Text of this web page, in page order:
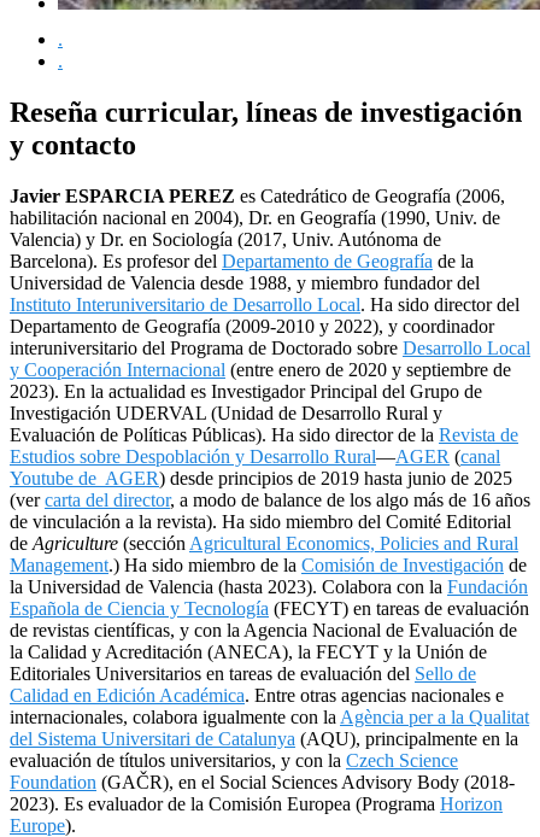
.
.
Reseña curricular, líneas de investigación
y contacto
Javier ESPARCIA PEREZ es Catedrático de Geografía (2006,
habilitación nacional en 2004), Dr. en Geografía (1990, Univ. de
Valencia) y Dr. en Sociología (2017, Univ. Autónoma de
Barcelona). Es profesor del Departamento de Geografía de la
Universidad de Valencia desde 1988, y miembro fundador del
Instituto Interuniversitario de Desarrollo Local. Ha sido director del
Departamento de Geografía (2009-2010 y 2022), y coordinador
interuniversitario del Programa de Doctorado sobre Desarrollo Local
y Cooperación Internacional (entre enero de 2020 y septiembre de
2023). En la actualidad es Investigador Principal del Grupo de
Investigación UDERVAL (Unidad de Desarrollo Rural y
Evaluación de Políticas Públicas). Ha sido director de la Revista de
Estudios sobre Despoblación y Desarrollo Rural—AGER (canal
Youtube de AGER) desde principios de 2019 hasta junio de 2025
(vercarta del director, a modo de balance de los algo más de 16 años
de vinculación a la revista). Ha sido miembro del Comité Editorial
de Agriculture (sección Agricultural Economics, Policies and Rural
Management.) Ha sido miembro de la Comisión de Investigación de
la Universidad de Valencia (hasta 2023). Colabora con la Fundación
Española de Ciencia y Tecnología (FECYT) en tareas de evaluación
de revistas científicas, y con la Agencia Nacional de Evaluación de
la Calidad y Acreditación (ANECA), la FECYT y la Unión de
Editoriales Universitarios en tareas de evaluación del Sello de
Calidad en Edición Académica. Entre otras agencias nacionales e
internacionales, colabora igualmente con la Agència per a la Qualitat
del Sistema Universitari de Catalunya (AQU), principalmente en la
evaluación de títulos universitarios, y con la Czech Science
Foundation (GAČR), en el Social Sciences Advisory Body (2018-
2023). Es evaluador de la Comisión Europea (Programa Horizon
Europe).